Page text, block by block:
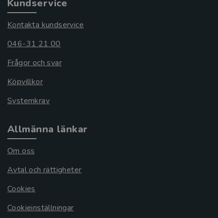
Kundservice
Kontakta kundservice
046-31 21 00
Frågor och svar
Köpvillkor
Systemkrav
Allmänna länkar
Om oss
Avtal och rättigheter
Cookies
Cookieinställningar